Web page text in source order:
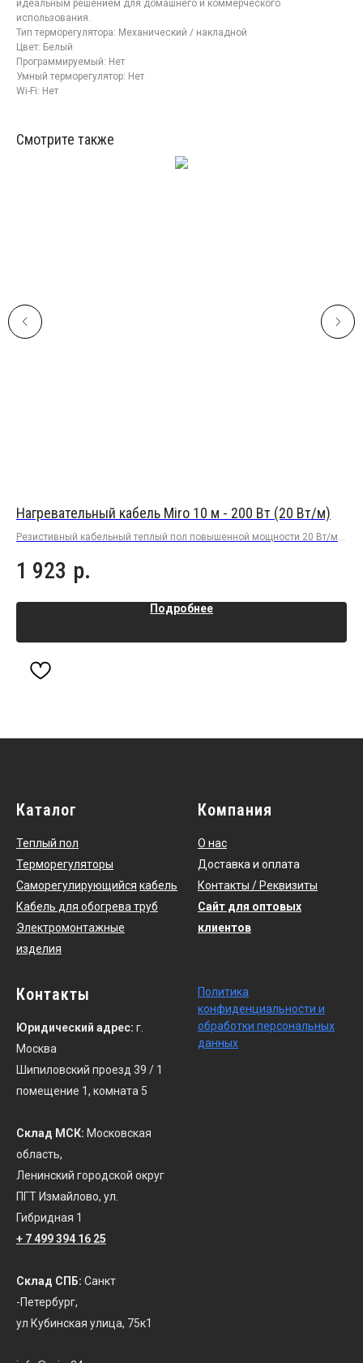
идеальным решением для домашнего и коммерческого
использования.
Тип терморегулятора: Механический / накладной
Цвет: Белый
Программируемый: Нет
Умный терморегулятор: Нет
Wi-Fi: Нет
Смотрите также
Нагревательный кабель Miro 10 м - 200 Вт (20 Вт/м)
Резистивный кабельный теплый пол повышенной мощности 20 Вт/м в
1 923 р.
Подробнее
Каталог
Теплый пол
Терморегуляторы
Саморегулирующийся кабель
Кабель для обогрева труб
Электромонтажные
изделия
Компания
О нас
Доставка и оплата
Контакты / Реквизиты
Сайт для оптовых
клиентов
Контакты
Юридический адрес: г.
Москва
Шипиловский проезд 39 / 1
помещение 1, комната 5
Склад МСК: Московская
область,
Ленинский городской округ
ПГТ Измайлово, ул.
Гибридная 1
+ 7 499 394 16 25
Склад СПБ: Санкт
-Петербург,
ул Кубинская улица, 75к1
Политика
конфиденциальности и
обработки персональных
данных